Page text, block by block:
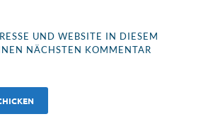
UND WEBSITE IN DIESEM
NÄCHSTEN KOMMENTAR